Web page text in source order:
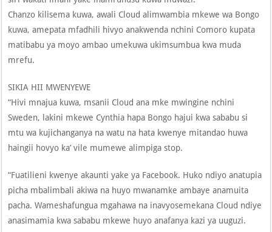
Chanzo kilisema kuwa, awali Cloud alimwambia mkewe wa Bongo
kuwa, amepata mfadhili hivyo anakwenda nchini Comoro kupata
matibabu ya moyo ambao umekuwa ukimsumbua kwa muda
mrefu.
SIKIA HII MWENYEWE
“Hivi mnajua kuwa, msanii Cloud ana mke mwingine nchini
Sweden, lakini mkewe Cynthia hapa Bongo hajui kwa sababu si
mtu wa kujichanganya na watu na hata kwenye mitandao huwa
haingii hovyo ka’ vile mumewe alimpiga stop.
“Fuatilieni kwenye akaunti yake ya Facebook. Huko ndiyo anatupia
picha mbalimbali akiwa na huyo mwanamke ambaye anamuita
pacha. Wameshafungua mgahawa na inavyosemekana Cloud ndiye
anasimamia kwa sababu mkewe huyo anafanya kazi ya uuguzi.